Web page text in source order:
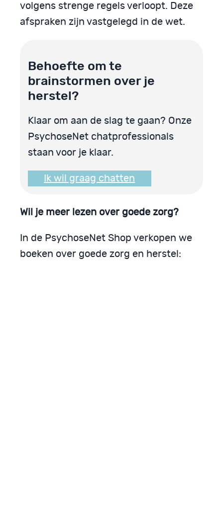
volgens strenge regels verloopt. Deze
afspraken zijn vastgelegd in de wet.
Behoefte om te
brainstormen over je
herstel?
Klaar om aan de slag te gaan? Onze
PsychoseNet chatprofessionals
staan voor je klaar.
Ik wil graag chatten
Wil je meer lezen over goede zorg?
In de PsychoseNet Shop verkopen we
boeken over goede zorg en herstel: